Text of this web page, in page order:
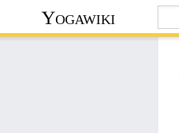
Yogawiki